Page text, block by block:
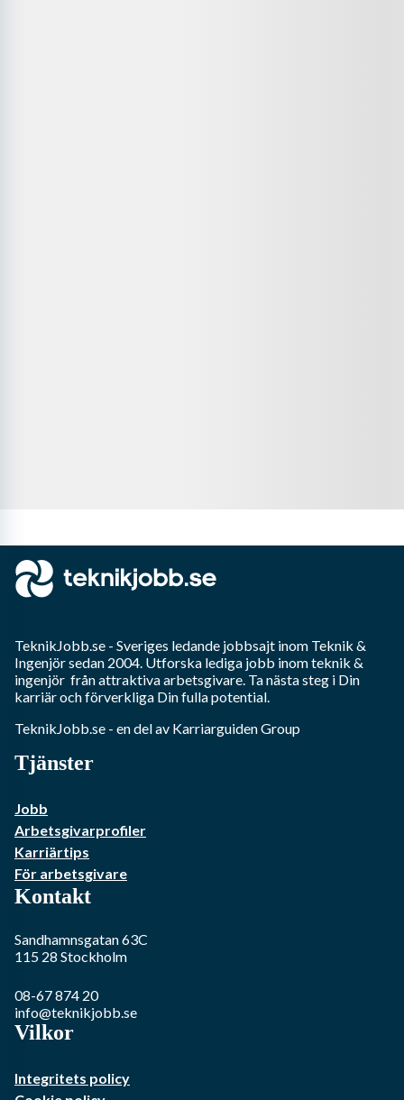
TeknikJobb.se - Sveriges ledande jobbsajt inom Teknik &
Ingenjörsedan 2004. Utforska lediga jobb inomteknik &
ingenjör från attraktiva arbetsgivare. Ta nästa steg i Din
karriär och förverkliga Din fulla potential.
TeknikJobb.se - en del av Karriarguiden Group
Tjänster
Jobb
Arbetsgivarprofiler
Karriärtips
För arbetsgivare
Kontakt
Sandhamnsgatan 63C
115 28 Stockholm
08-67 874 20
info@teknikjobb.se
Vilkor
Integritets policy